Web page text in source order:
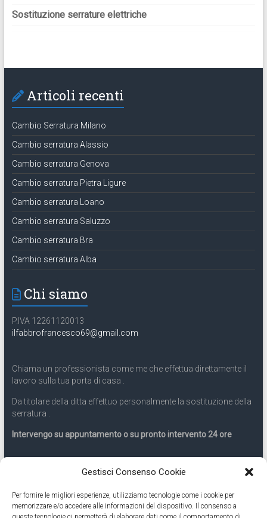
Gestisci Consenso Cookie
Per fornire le migliori esperienze, utilizziamo tecnologie come i cookie per
memorizzare e/o accedere alle informazioni del dispositivo. Il consenso a
Sostituzione serrature elettriche
Articoli recenti
Cambio Serratura Milano
Cambio serratura Alassio
Cambio serratura Genova
Cambio serratura Pietra Ligure
Cambio serratura Loano
Cambio serratura Saluzzo
Cambio serratura Bra
Cambio serratura Alba
Chi siamo
P.IVA 12261120013
ilfabbrofrancesco69@gmail.com
Chiama un professionista come me che effettua direttamente il
lavoro sulla tua porta di casa .
Da titolare della ditta effettuo personalmente la sostituzione della
serratura .
Intervengo su appuntamento o su pronto intervento 24 ore
Servizio 24 ore
Cell331.9899963